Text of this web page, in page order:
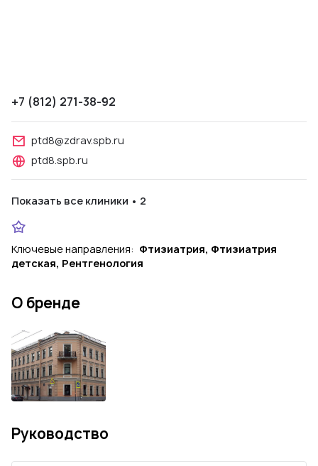
+7 (812) 271-38-92
ptd8@zdrav.spb.ru
ptd8.spb.ru
Показать все клиники • 2
Ключевые направления: Фтизиатрия, Фтизиатрия
детская, Рентгенология
О бренде
Руководство